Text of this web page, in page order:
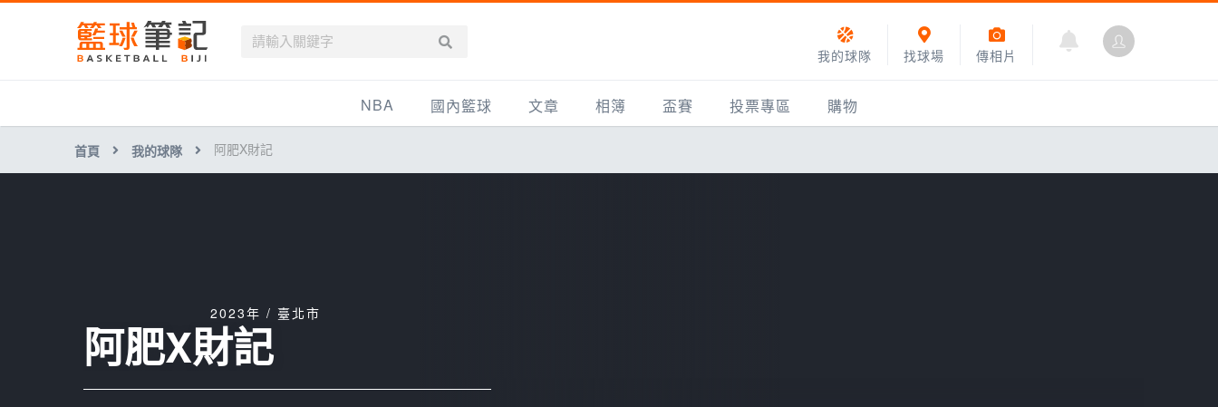
傳相片
找球場
我的球隊
NBA 國內籃球 文章 相簿 盃賽 投票專區 購物
首頁 我的球隊 阿肥X財記
2023年 / 臺北市
阿肥X財記